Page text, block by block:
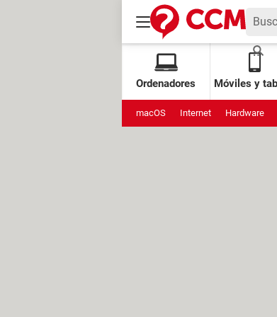
Ordenadores Móviles y
macOS Internet Hardware